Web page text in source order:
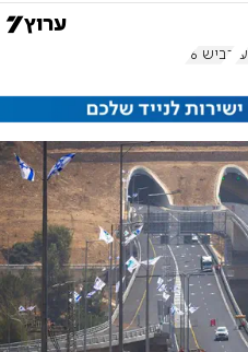
כביש 16